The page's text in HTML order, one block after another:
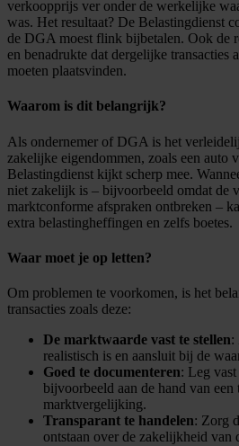
verkoopprijs ver onder de werkelijke
was. Het resultaat? De Belastingdienst
de DGA moest flink bijbetalen. Ook de
en benadrukte dat dergelijke transacties
moeten plaatsvinden.
Waarom is dit belangrijk?
Als ondernemer of DGA is het
zakelijke eigendommen, zoals een auto
Belastingdienst kijkt scherp mee.
niet zakelijk is – bijvoorbeeld omdat de
marktconforme afspraken ontbreken –
extra belastingheffingen en zelfs boetes.
Waar moet je op letten?
Om problemen te voorkomen, is het
transacties zoals deze:
De marktwaarde vast te stellen:
realistisch is en aansluit bij de
Goed te documenteren: Leg
bijvoorbeeld aan de hand van een
marktvergelijking.
Transparant te handelen: Zorg
ontstaan over de zakelijkheid van